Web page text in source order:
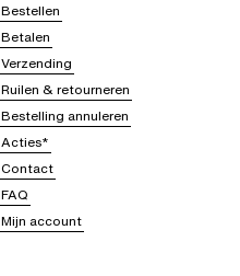
Bestellen
Betalen
Verzending
Ruilen & retourneren
Bestelling annuleren
Acties*
Contact
FAQ
Mijn account